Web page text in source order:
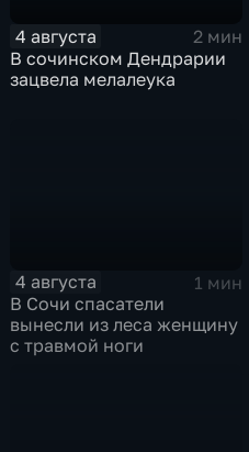
4 августа
2 мин
В сочинском Дендрарии
зацвела мелалеука
4 августа
1 мин
В Сочи спасатели
вынесли из леса женщину
с травмой ноги